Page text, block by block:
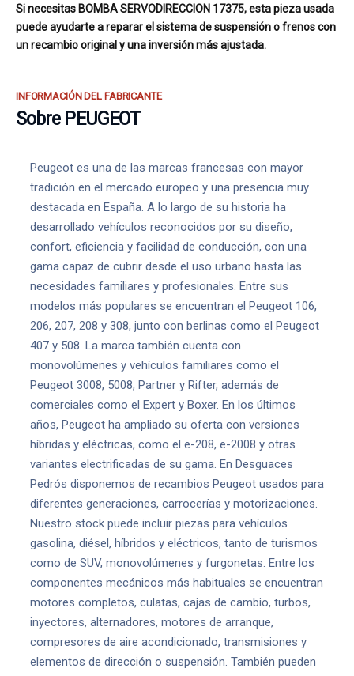
Si necesitas BOMBA SERVODIRECCION 17375, esta pieza usada
puede ayudarte a reparar el sistema de suspensión o frenos con
un recambio original y una inversión más ajustada.
INFORMACIÓN DEL FABRICANTE
Sobre PEUGEOT
Peugeot es una de las marcas francesas con mayor
tradición en el mercado europeo y una presencia muy
destacada en España. A lo largo de su historia ha
desarrollado vehículos reconocidos por su diseño,
confort, eficiencia y facilidad de conducción, con una
gama capaz de cubrir desde el uso urbano hasta las
necesidades familiares y profesionales. Entre sus
modelos más populares se encuentran el Peugeot 106,
206, 207, 208 y 308, junto con berlinas como el Peugeot
407 y 508. La marca también cuenta con
monovolúmenes y vehículos familiares como el
Peugeot 3008, 5008, Partner y Rifter, además de
comerciales como el Expert y Boxer. En los últimos
años, Peugeot ha ampliado su oferta con versiones
híbridas y eléctricas, como el e-208, e-2008 y otras
variantes electrificadas de su gama. En Desguaces
Pedrós disponemos de recambios Peugeot usados para
diferentes generaciones, carrocerías y motorizaciones.
Nuestro stock puede incluir piezas para vehículos
gasolina, diésel, híbridos y eléctricos, tanto de turismos
como de SUV, monovolúmenes y furgonetas. Entre los
componentes mecánicos más habituales se encuentran
motores completos, culatas, cajas de cambio, turbos,
inyectores, alternadores, motores de arranque,
compresores de aire acondicionado, transmisiones y
elementos de dirección o suspensión. También pueden